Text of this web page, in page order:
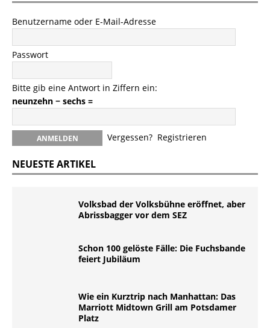
Benutzername oder E-Mail-Adresse
Passwort
Bitte gib eine Antwort in Ziffern ein:
neunzehn − sechs =
Vergessen? Registrieren
NEUESTE ARTIKEL
Volksbad der Volksbühne eröffnet, aber
Abrissbagger vor dem SEZ
Schon 100 gelöste Fälle: Die Fuchsbande
feiert Jubiläum
Wie ein Kurztrip nach Manhattan: Das
Marriott Midtown Grill am Potsdamer
Platz